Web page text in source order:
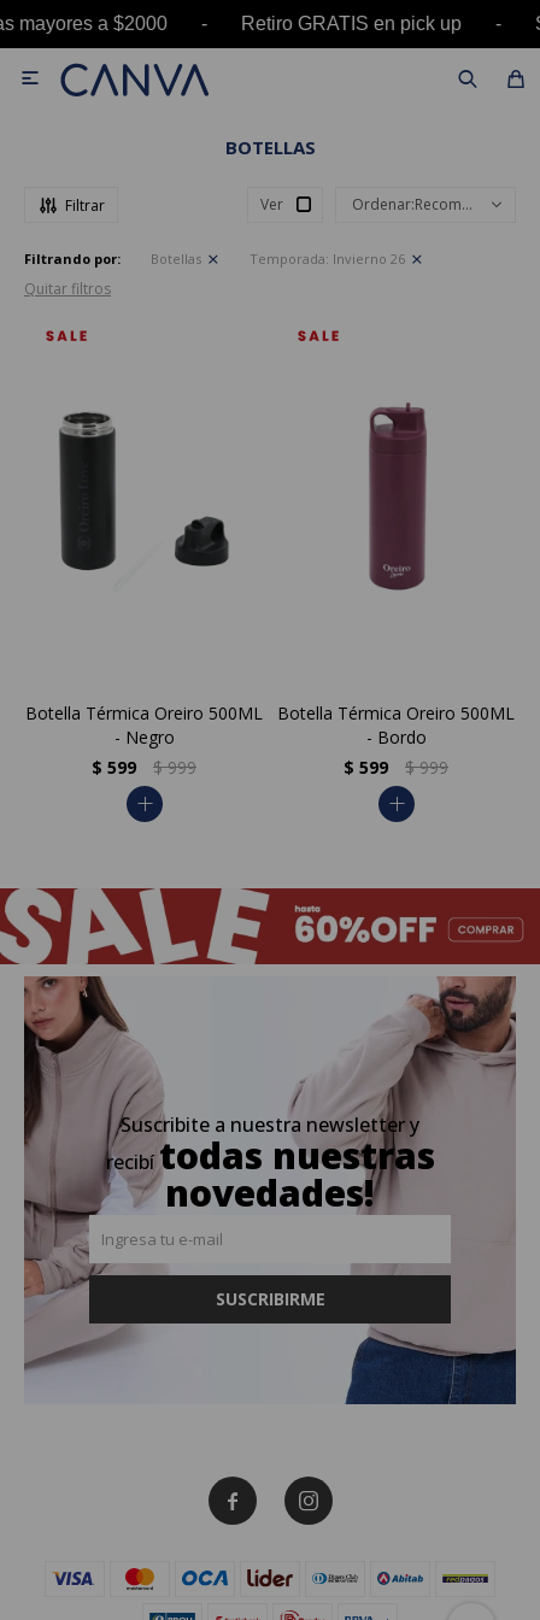
mayores a $2000 - Retiro GRATIS en pick

BOTELLAS
Ver Recomendados
Filtrando por: Botellas Temporada: Invierno 26
Quitar filtros
Botella Térmica Oreiro 500ML
- Negro
$ 599 $ 999
add
Botella Térmica Oreiro 500ML
- Bordo
$ 599 $ 999
add
Suscribite a nuestra newsletter y
recibí todas nuestras
novedades!
SUSCRIBIRME
 